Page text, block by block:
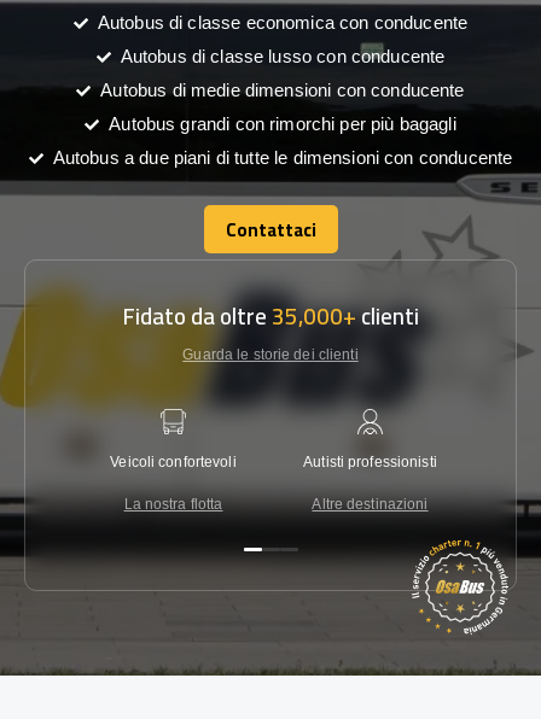
Autobus di classe economica con conducente
Autobus di classe lusso con conducente
Autobus di medie dimensioni con conducente
Autobus grandi con rimorchi per più bagagli
Autobus a due piani di tutte le dimensioni con conducente
Contattaci
Contattaci
Fidato da oltre35,000+clienti
Guarda le storie dei clienti
Veicoli confortevoli
La nostra flotta
Autisti professionisti
Altre destinazioni